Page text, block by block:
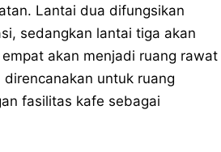
Lantai dua difungsikan
sedangkan lantai tiga akan
akan menjadi ruang rawat
untuk ruang
fasilitas kafe sebagai